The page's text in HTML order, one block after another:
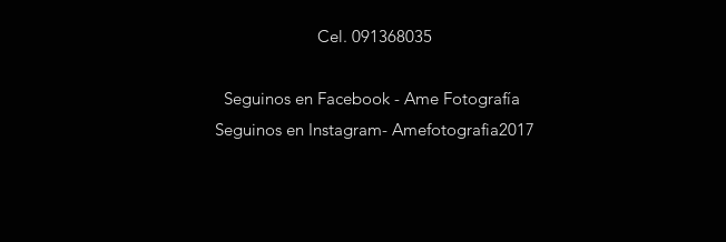
Cel. 091368035
Seguinos en Facebook - Ame Fotografía
Seguinos en Instagram- Amefotografia2017